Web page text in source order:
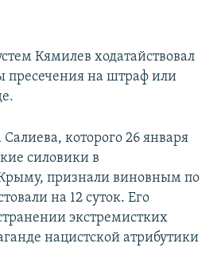
Кямилев ходатайствовал
пресечения на штраф или
которого 26 января
силовики в
признали виновным по
на 12 суток. Его
экстремистких
нацистской атрибутики